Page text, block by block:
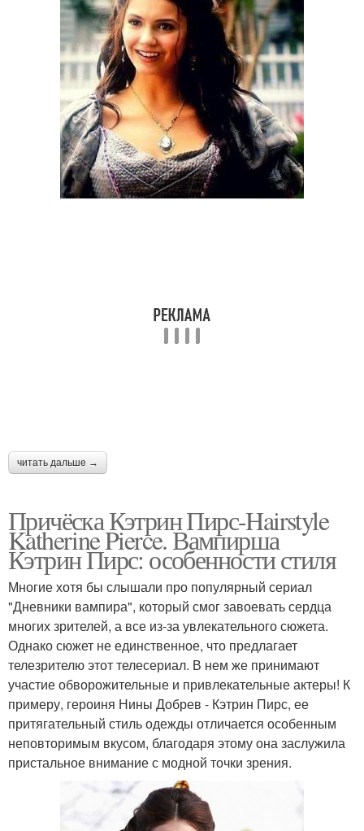
читать дальше →
Причёска Кэтрин Пирс-Hairstyle
Katherine Pierce. Вампирша
Кэтрин Пирс: особенности стиля
Многие хотя бы слышали про популярный сериал
"Дневники вампира", который смог завоевать сердца
многих зрителей, а все из-за увлекательного сюжета.
Однако сюжет не единственное, что предлагает
телезрителю этот телесериал. В нем же принимают
участие обворожительные и привлекательные актеры! К
примеру, героиня Нины Добрев - Кэтрин Пирс, ее
притягательный стиль одежды отличается особенным
неповторимым вкусом, благодаря этому она заслужила
пристальное внимание с модной точки зрения.